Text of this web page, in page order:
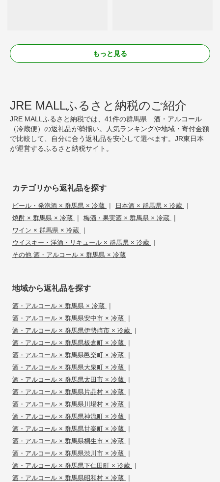
もっと見る
JRE MALLふるさと納税のご紹介
JRE MALLふるさと納税では、41件の群馬県 酒・アルコール
（冷蔵便）の返礼品が勢揃い。人気ランキングや地域・寄付金額
で比較して、自分に合う返礼品を安心して選べます。JR東日本
が運営するふるさと納税サイト。
カテゴリから返礼品を探す
ビール・発泡酒 × 群馬県 × 冷蔵 | 日本酒 × 群馬県 × 冷蔵 |
焼酎 × 群馬県 × 冷蔵 | 梅酒・果実酒 × 群馬県 × 冷蔵 |
ワイン × 群馬県 × 冷蔵 |
ウイスキー・洋酒・リキュール × 群馬県 × 冷蔵 |
その他 酒・アルコール × 群馬県 × 冷蔵
地域から返礼品を探す
酒・アルコール × 群馬県 × 冷蔵 |
酒・アルコール × 群馬県安中市 × 冷蔵 |
酒・アルコール × 群馬県伊勢崎市 × 冷蔵 |
酒・アルコール × 群馬県板倉町 × 冷蔵 |
酒・アルコール × 群馬県邑楽町 × 冷蔵 |
酒・アルコール × 群馬県大泉町 × 冷蔵 |
酒・アルコール × 群馬県太田市 × 冷蔵 |
酒・アルコール × 群馬県片品村 × 冷蔵 |
酒・アルコール × 群馬県川場村 × 冷蔵 |
酒・アルコール × 群馬県神流町 × 冷蔵 |
酒・アルコール × 群馬県甘楽町 × 冷蔵 |
酒・アルコール × 群馬県桐生市 × 冷蔵 |
酒・アルコール × 群馬県渋川市 × 冷蔵 |
酒・アルコール × 群馬県下仁田町 × 冷蔵 |
酒・アルコール × 群馬県昭和村 × 冷蔵 |